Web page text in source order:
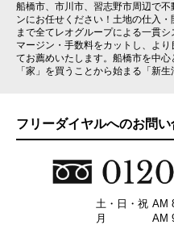
船橋市、市川市、習志野市周辺で
ンにお任せください！土地の仕入
まで全てレオグループによる一貫
マージン・手数料をカットし、よ
てお薦めいたします。船橋市を中心
「家」を買うことから始まる「新
フリーダイヤルへのお問い
土・日・祝 AM
月
AM